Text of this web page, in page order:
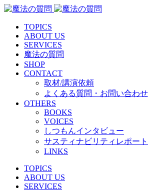
TOPICS
ABOUT US
SERVICES
魔法の質問
SHOP
CONTACT
取材/講演依頼
よくある質問・お問い合わせ
OTHERS
BOOKS
VOICES
しつもんインタビュー
サスティナビリティレポート
LINKS
TOPICS
ABOUT US
SERVICES